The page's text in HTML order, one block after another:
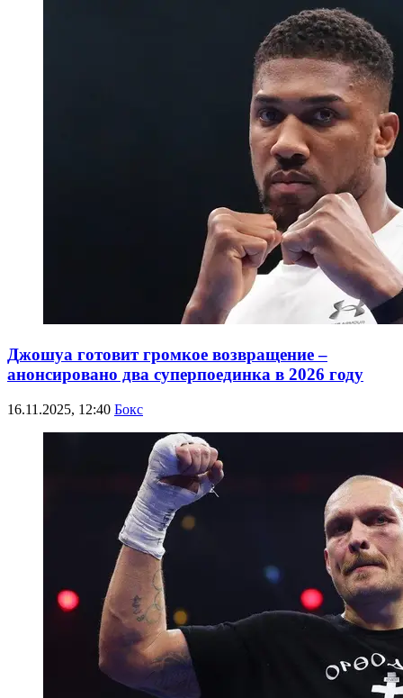
Джошуа готовит громкое возвращение –
анонсировано два суперпоединка в 2026 году
16.11.2025, 12:40 Бокс